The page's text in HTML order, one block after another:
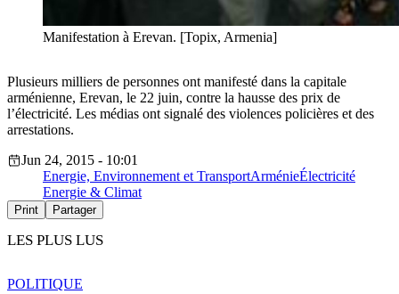
Manifestation à Erevan. [Topix, Armenia]
Plusieurs milliers de personnes ont manifesté dans la capitale
arménienne, Erevan, le 22 juin, contre la hausse des prix de
l’électricité. Les médias ont signalé des violences policières et des
arrestations.
Jun 24, 2015 - 10:01
Energie, Environnement et TransportArménieÉlectricité
Energie & Climat
Print Partager
LES PLUS LUS
POLITIQUE